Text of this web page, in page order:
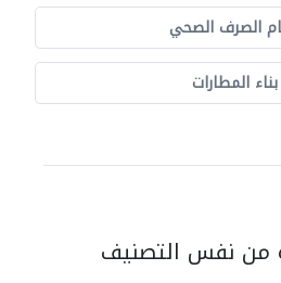
الصرف الصحي
بناء المطارات
من نفس التصنيف